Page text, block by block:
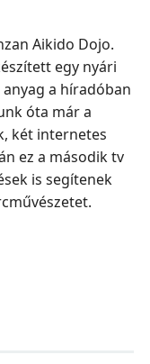
Aikido Dojo.
egy nyári
a híradóban
óta már a
két internetes
ez a második tv
is segítenek